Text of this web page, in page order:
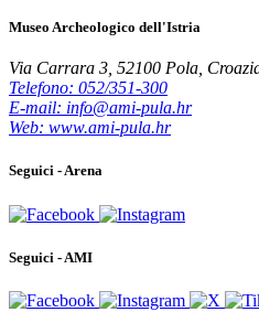
Museo Archeologico dell'Istria
Via Carrara 3, 52100 Pola,
Telefono: 052/351-300
E-mail: info@ami-pula.hr
Web: www.ami-pula.hr
Seguici - Arena
Seguici - AMI